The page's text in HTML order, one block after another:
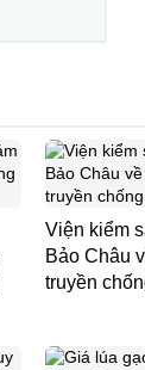
Viện kiểm
Bảo Châu
truyền